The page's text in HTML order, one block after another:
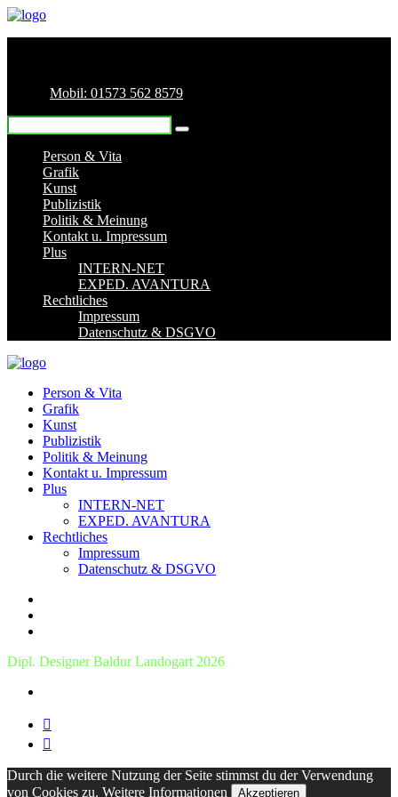
Mobil: 01573 562 8579
Person & Vita
Grafik
Kunst
Publizistik
Politik & Meinung
Kontakt u. Impressum
Plus
INTERN-NET
EXPED. AVANTURA
Rechtliches
Impressum
Datenschutz & DSGVO
Person & Vita
Grafik
Kunst
Publizistik
Politik & Meinung
Kontakt u. Impressum
Plus
INTERN-NET
EXPED. AVANTURA
Rechtliches
Impressum
Datenschutz & DSGVO
Dipl. Designer Baldur Landogart 2026


Durch die weitere Nutzung der Seite stimmst du der Verwendung
von Cookies zu. Weitere Informationen Akzeptieren